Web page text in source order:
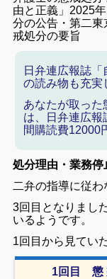
由と正義」2025
分の公告・第二
戒処分の要旨
日弁連広報誌
の読み物も充実
あなたが取った
は、日弁連広
間購読費12000
処分理由・業務停
二弁の指導に従わ
3回目となりまし
いるようです。
1回目から見てい
1回目 懲